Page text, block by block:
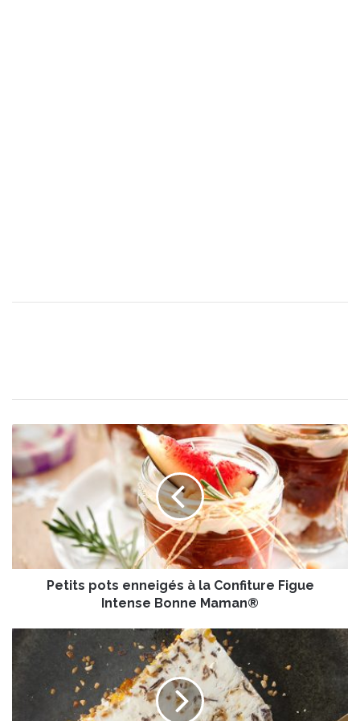
P
t
i
t
t
i
Petits pots enneigés à la Confiture Figue
Intense Bonne Maman®
a